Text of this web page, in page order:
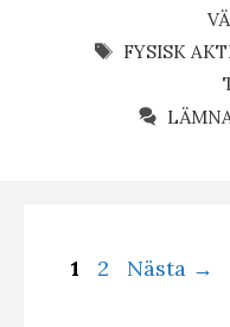
ETIKETTER
FYSISK
Sida
1 Sida
2 Nästa →